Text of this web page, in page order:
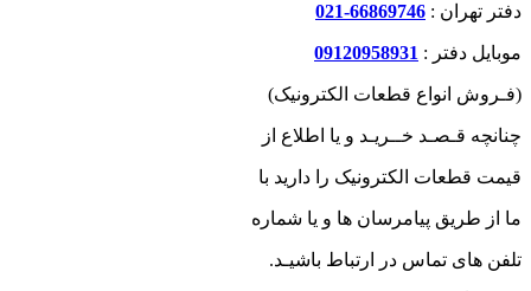
دفتر تهران : 66869746-021
موبایل دفتر : 09120958931
(فـروش انواع قطعات الکترونیک)
چنانچه قـصـد خــریـد و یا اطلاع از
قیمت قطعات الکترونیک را دارید با
ما از طریق پیامرسان ها و یا شماره
تلفن های تماس در ارتباط باشیـد.